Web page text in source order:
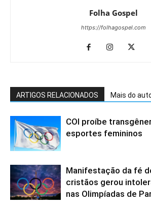
Folha Gospel
https://folhagospel.com
ARTIGOS RELACIONADOS Mais do
COI proíbe
esportes femininos
Manifestação da fé
cristãos gerou
nas Olimpíadas de